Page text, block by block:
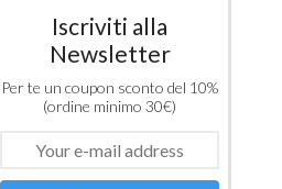
Iscriviti alla
Newsletter
Per te un coupon sconto del 10%
(ordine minimo 30€)